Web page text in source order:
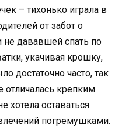
– тихонько играла в
от забот о
дававшей спать по
укачивая крошку,
достаточно часто, так
отличалась крепким
хотела оставаться
погремушками.